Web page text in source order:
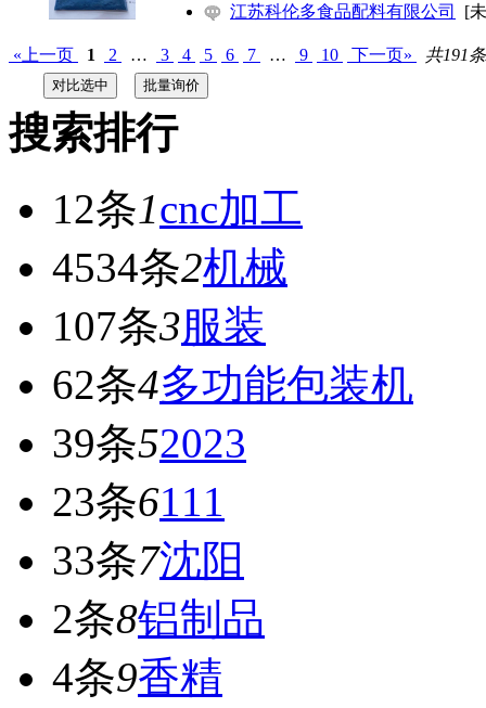
江苏科伦多食品配料有限公司
[
«上一页 1 2 … 3 4 5 6 7 … 9 10 下一页» 共191
搜索排行
12条1cnc加工
4534条2机械
107条3服装
62条4多功能包装机
39条52023
23条6111
33条7沈阳
2条8铝制品
4条9香精